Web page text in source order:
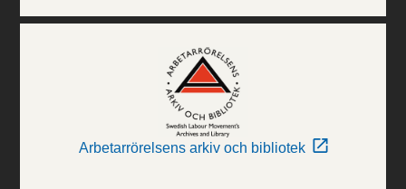
Arbetarrörelsens arkiv och bibliotek